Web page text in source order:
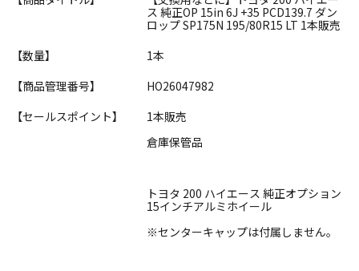
ス 純正OP 15in 6J +35 PCD139.7 ダン
ロップ SP175N 195/80R15 LT 1本販売
【数量】
1本
【商品管理番号】
HO26047982
【セールスポイント】
1本販売
倉庫保管品
トヨタ 200 ハイエース 純正オプション
15インチアルミホイール
※センターキャップは付属しません。